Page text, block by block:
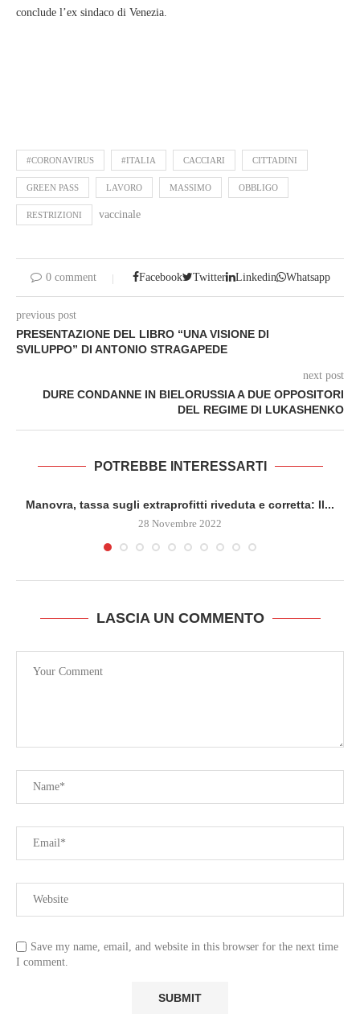
conclude l’ex sindaco di Venezia.
#CORONAVIRUS #ITALIA CACCIARI CITTADINI
GREEN PASS LAVORO MASSIMO OBBLIGO
RESTRIZIONI vaccinale
0 comment Facebook Twitter Linkedin Whatsapp
previous post
PRESENTAZIONE DEL LIBRO “UNA VISIONE DI
SVILUPPO” DI ANTONIO STRAGAPEDE
next post
DURE CONDANNE IN BIELORUSSIA A DUE OPPOSITORI
DEL REGIME DI LUKASHENKO
POTREBBE INTERESSARTI
Manovra, tassa sugli extraprofitti riveduta e corretta: Il...
28 Novembre 2022
LASCIA UN COMMENTO
Save my name, email, and website in this browser for the next time
I comment.